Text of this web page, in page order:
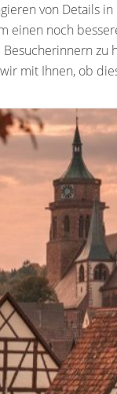
von Details
einen noch
zu
mit Ihnen, ob